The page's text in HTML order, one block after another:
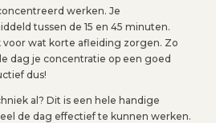
werken. Je
tussen de 15 en 45 minuten.
wat korte afleiding zorgen. Zo
dag je concentratie op een goed
dus!
al? Dit is een hele handige
de dag effectief te kunnen werken.